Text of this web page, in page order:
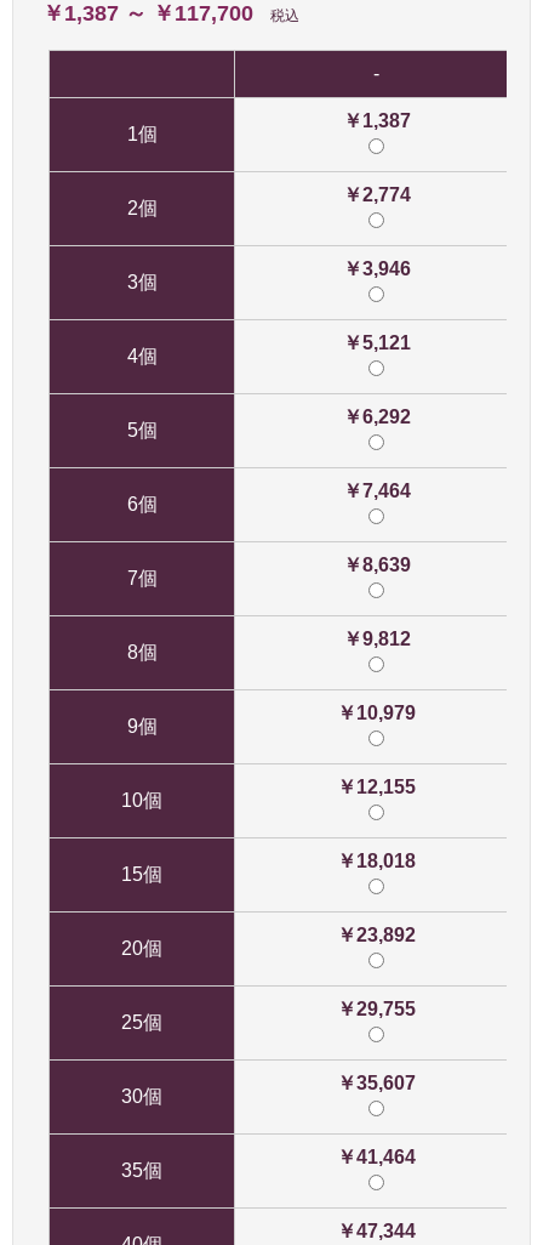
￥1,387 ～ ￥117,700 税込
-
1個
￥1,387
2個
￥2,774
3個
￥3,946
4個
￥5,121
5個
￥6,292
6個
￥7,464
7個
￥8,639
8個
￥9,812
9個
￥10,979
10個
￥12,155
15個
￥18,018
20個
￥23,892
25個
￥29,755
30個
￥35,607
35個
￥41,464
￥47,344